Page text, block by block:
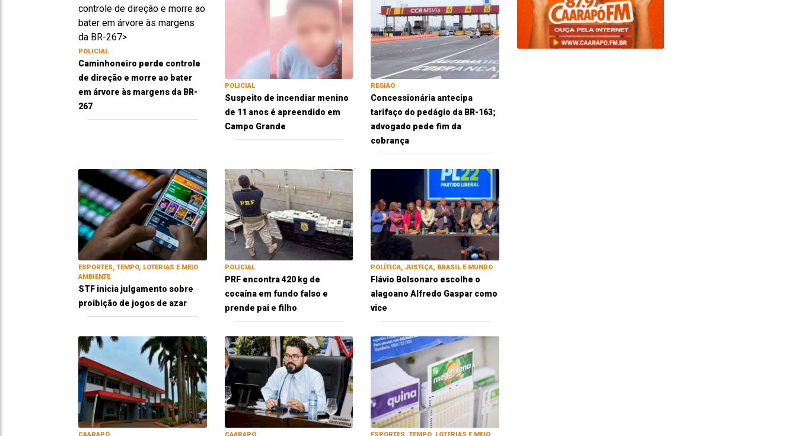
POLICIAL
Caminhoneiro perde controle
de direção e morre ao bater
em árvore às margens da BR-
267
POLICIAL
Suspeito de incendiar menino
de 11 anos é apreendido em
Campo Grande
REGIÃO
Concessionária antecipa
tarifaço do pedágio da BR-163;
advogado pede fim da
cobrança
ESPORTES, TEMPO, LOTERIAS E MEIO
AMBIENTE
STF inicia julgamento sobre
proibição de jogos de azar
POLICIAL
PRF encontra 420 kg de
cocaína em fundo falso e
prende pai e filho
POLÍTICA, JUSTIÇA, BRASIL E MUNDO
Flávio Bolsonaro escolhe o
alagoano Alfredo Gaspar como
vice